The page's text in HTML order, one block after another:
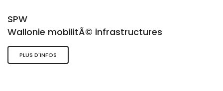
SPW
Wallonie mobilitÃ© infrastructures
PLUS D'INFOS